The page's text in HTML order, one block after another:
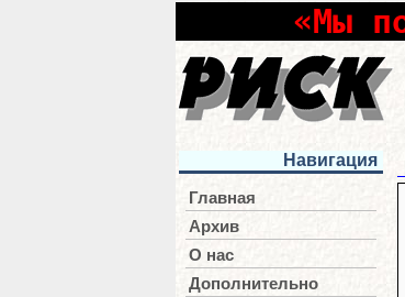
«Мы
Навигация
Главная
Архив
О нас
Дополнительно